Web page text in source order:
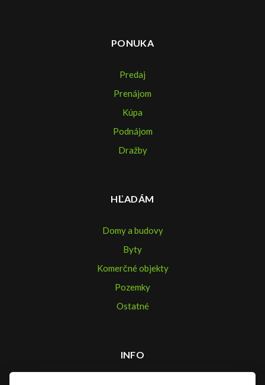
PONUKA
Predaj
Prenájom
Kúpa
Podnájom
Dražby
HĽADÁM
Domy a budovy
Byty
Komerčné objekty
Pozemky
Ostatné
INFO